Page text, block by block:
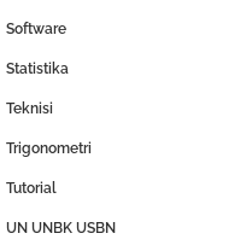
Software
Statistika
Teknisi
Trigonometri
Tutorial
UN UNBK USBN